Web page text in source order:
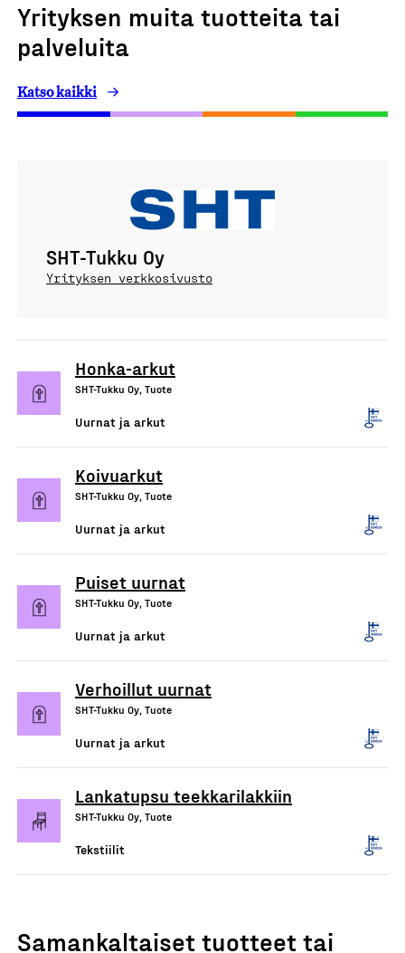
Yrityksen muita tuotteita tai
palveluita
Katso kaikki
SHT-Tukku Oy
Yrityksen verkkosivusto
Honka-arkut
SHT-Tukku Oy, Tuote
Uurnat ja arkut
Koivuarkut
SHT-Tukku Oy, Tuote
Uurnat ja arkut
Puiset uurnat
SHT-Tukku Oy, Tuote
Uurnat ja arkut
Verhoillut uurnat
SHT-Tukku Oy, Tuote
Uurnat ja arkut
Lankatupsu teekkarilakkiin
SHT-Tukku Oy, Tuote
Tekstiilit
Samankaltaiset tuotteet tai